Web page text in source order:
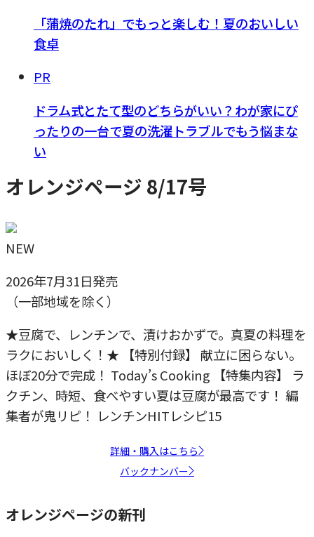
「蒲焼のたれ」でもっと楽しむ！夏のおいしい
食卓
PR
ドラム式とたて型のどちらがいい？わが家にぴ
ったりの一台で夏の洗濯トラブルでもう悩まな
い
オレンジページ 8/17号
NEW
2026年7月31日発売
（一部地域を除く）
★豆腐で、レンチンで、漬けおかずで。真夏の料理を
ラクにおいしく！★ 【特別付録】 献立に困らない。
ほぼ20分で完成！ Today’s Cooking 【特集内容】 ラ
クチン、時短、食べやすい夏は豆腐が最高です！ 編
集者が鬼リピ！ レンチンHITレシピ15
詳細・購入はこちら
バックナンバー
オレンジページの新刊